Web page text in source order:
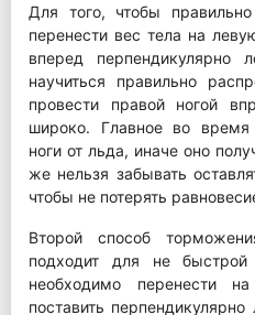
Для того, чтобы
перенести вес тела на
вперед перпендикулярно
научиться правильно
провести правой ногой
широко. Главное во
ноги от льда, иначе оно
же нельзя забывать
чтобы не потерять
Второй способ
подходит для не
необходимо перенести
поставить